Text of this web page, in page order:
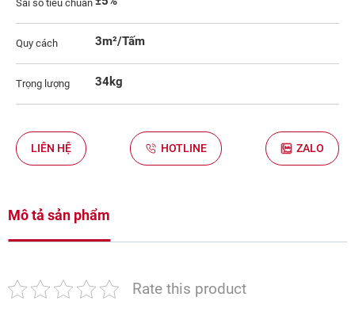
Sai số tiêu chuẩn
Quy cách 3m²/Tấm
Trọng lượng 34kg
LIÊN HỆ HOTLINE ZALO
Mô tả sản phẩm
Rate this product